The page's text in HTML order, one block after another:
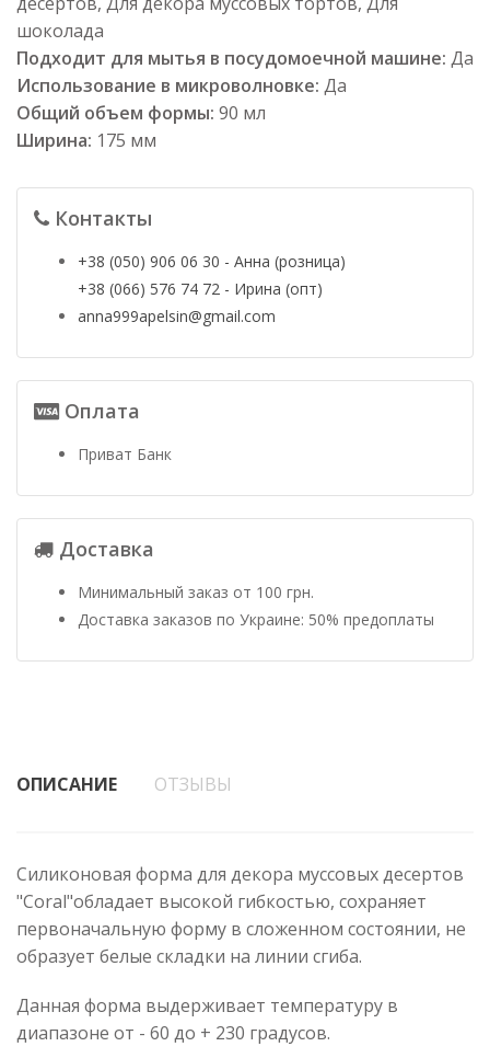
шоколада
Подходит для мытья в посудомоечной машине: Да
Использование в микроволновке: Да
Общий объем формы: 90 мл
Ширина: 175 мм
Контакты
+38 (050) 906 06 30 - Анна (розница)
+38 (066) 576 74 72 - Ирина (опт)
anna999apelsin@gmail.com
Оплата
Приват Банк
Доставка
Минимальный заказ от 100 грн.
Доставка заказов по Украине: 50% предоплаты
ОПИСАНИЕ ОТЗЫВЫ
Силиконовая форма для декора муссовых десертов
"Coral"обладает высокой гибкостью, сохраняет
первоначальную форму в сложенном состоянии, не
образует белые складки на линии сгиба.
Данная форма выдерживает температуру в
диапазоне от - 60 до + 230 градусов.